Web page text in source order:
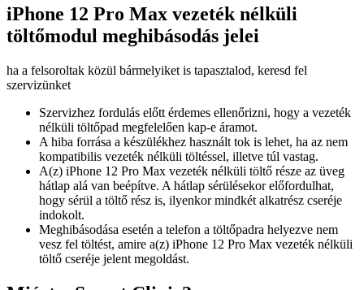
iPhone 12 Pro Max vezeték nélküli
töltőmodul meghibásodás jelei
ha a felsoroltak közül bármelyiket is tapasztalod, keresd fel
szervizünket
Szervizhez fordulás előtt érdemes ellenőrizni, hogy a vezeték
nélküli töltőpad megfelelően kap-e áramot.
A hiba forrása a készülékhez használt tok is lehet, ha az nem
kompatibilis vezeték nélküli töltéssel, illetve túl vastag.
A(z) iPhone 12 Pro Max vezeték nélküli töltő része az üveg
hátlap alá van beépítve. A hátlap sérülésekor előfordulhat,
hogy sérül a töltő rész is, ilyenkor mindkét alkatrész cseréje
indokolt.
Meghibásodása esetén a telefon a töltőpadra helyezve nem
vesz fel töltést, amire a(z) iPhone 12 Pro Max vezeték nélküli
töltő cseréje jelent megoldást.